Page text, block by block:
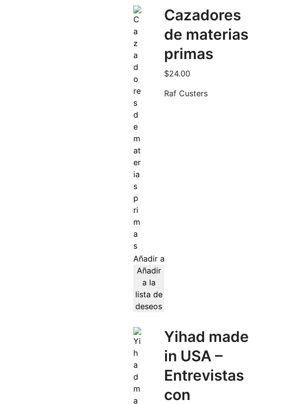
Añadir al carrito
Añadir
a la
lista de
deseos
Cazadores
de materias
primas
$24.00
Raf Custers
Yihad made
in USA –
Entrevistas
con